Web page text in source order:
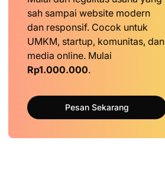
sah sampai website modern
dan responsif. Cocok untuk
UMKM, startup, komunitas, dan
media online. Mulai
Rp1.000.000.
Pesan Sekarang